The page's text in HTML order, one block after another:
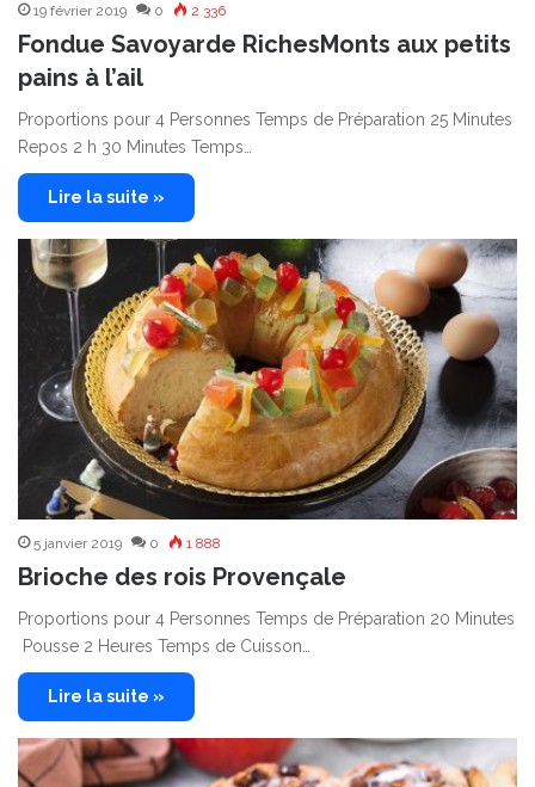
19 février 2019 0 2 336
Fondue Savoyarde RichesMonts aux petits
pains à l’ail
Proportions pour 4 Personnes Temps de Préparation 25 Minutes
Repos 2 h 30 Minutes Temps…
Lire la suite »
5 janvier 2019 0 1 888
Brioche des rois Provençale
Proportions pour 4 Personnes Temps de Préparation 20 Minutes
Pousse 2 Heures Temps de Cuisson…
Lire la suite »